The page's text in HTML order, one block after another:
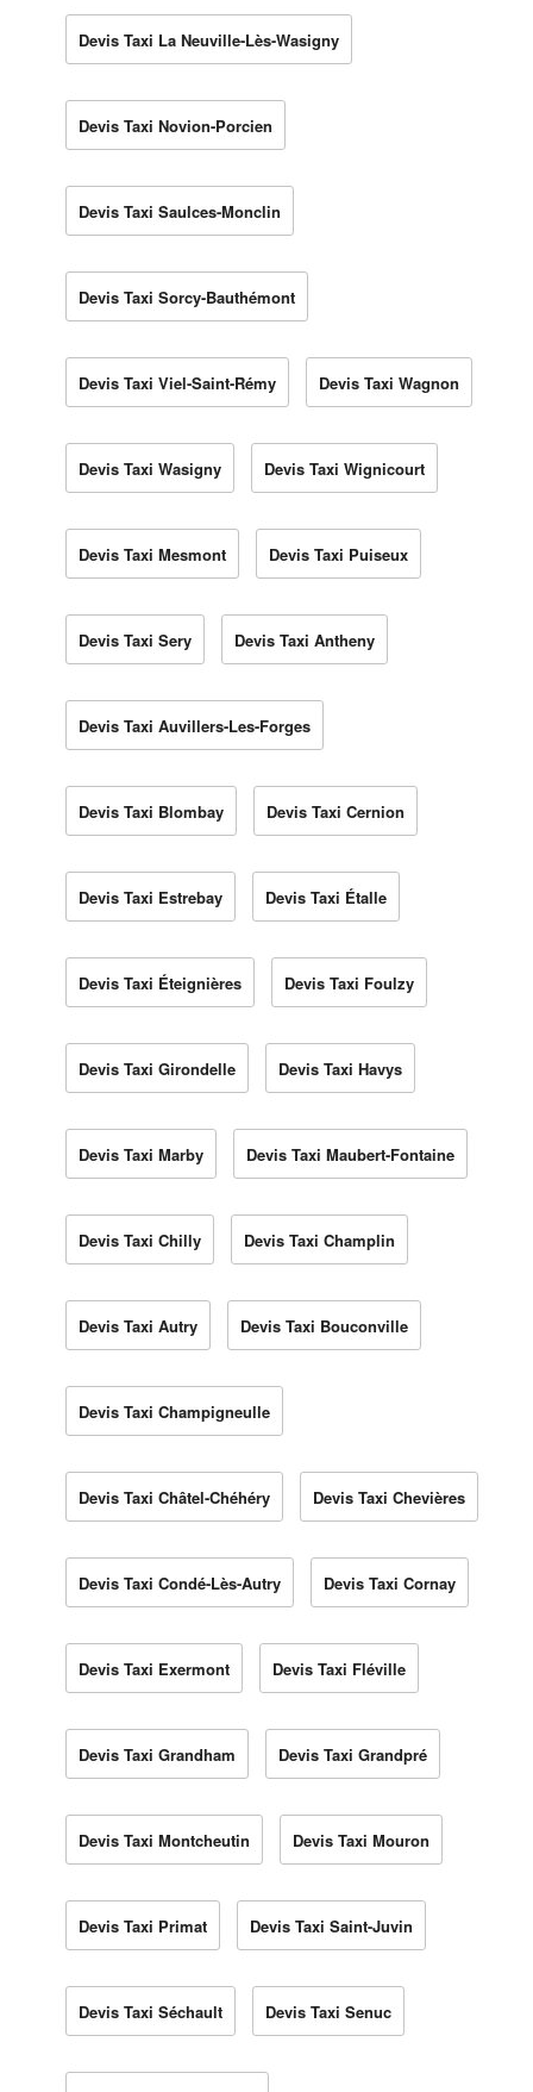
Devis Taxi La Neuville-Lès-Wasigny
Devis Taxi Novion-Porcien
Devis Taxi Saulces-Monclin
Devis Taxi Sorcy-Bauthémont
Devis Taxi Viel-Saint-Rémy Devis Taxi Wagnon
Devis Taxi Wasigny Devis Taxi Wignicourt
Devis Taxi Mesmont Devis Taxi Puiseux
Devis Taxi Sery Devis Taxi Antheny
Devis Taxi Auvillers-Les-Forges
Devis Taxi Blombay Devis Taxi Cernion
Devis Taxi Estrebay Devis Taxi Étalle
Devis Taxi Éteignières Devis Taxi Foulzy
Devis Taxi Girondelle Devis Taxi Havys
Devis Taxi Marby Devis Taxi Maubert-Fontaine
Devis Taxi Chilly Devis Taxi Champlin
Devis Taxi Autry Devis Taxi Bouconville
Devis Taxi Champigneulle
Devis Taxi Châtel-Chéhéry Devis Taxi Chevières
Devis Taxi Condé-Lès-Autry Devis Taxi Cornay
Devis Taxi Exermont Devis Taxi Fléville
Devis Taxi Grandham Devis Taxi Grandpré
Devis Taxi Montcheutin Devis Taxi Mouron
Devis Taxi Primat Devis Taxi Saint-Juvin
Devis Taxi Séchault Devis Taxi Senuc